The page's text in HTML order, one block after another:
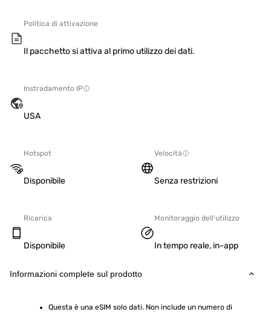
Politica di attivazione
Il pacchetto si attiva al primo utilizzo dei dati.
Instradamento IP
USA
Hotspot
Disponibile
Velocità
Senza restrizioni
Ricarica
Disponibile
Monitoraggio dell'utilizzo
In tempo reale, in-app
Informazioni complete sul prodotto
Questa è una eSIM solo dati. Non include un numero di